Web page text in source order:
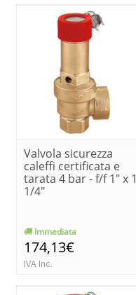
Valvola sicurezza
caleffi certificata e
tarata 4 bar - f/f 1" x 1
1/4"
Immediata
174,13€
IVA Inc.